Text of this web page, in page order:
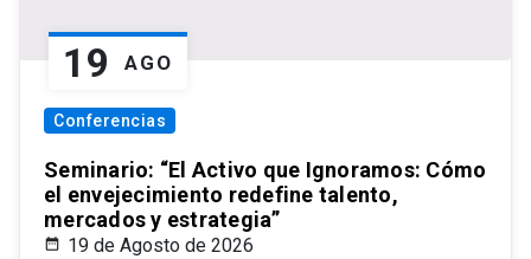
19 AGO
Conferencias
Seminario: “El Activo que Ignoramos: Cómo
el envejecimiento redefine talento,
mercados y estrategia”
19 de Agosto de 2026